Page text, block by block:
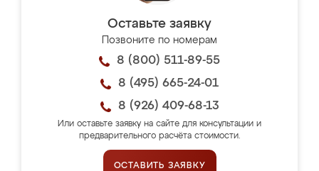
Оставьте заявку
Позвоните по номерам
8 (800) 511-89-55
8 (495) 665-24-01
8 (926) 409-68-13
Или оставьте заявку на сайте для консультации и
предварительного расчёта стоимости.
ОСТАВИТЬ ЗАЯВКУ